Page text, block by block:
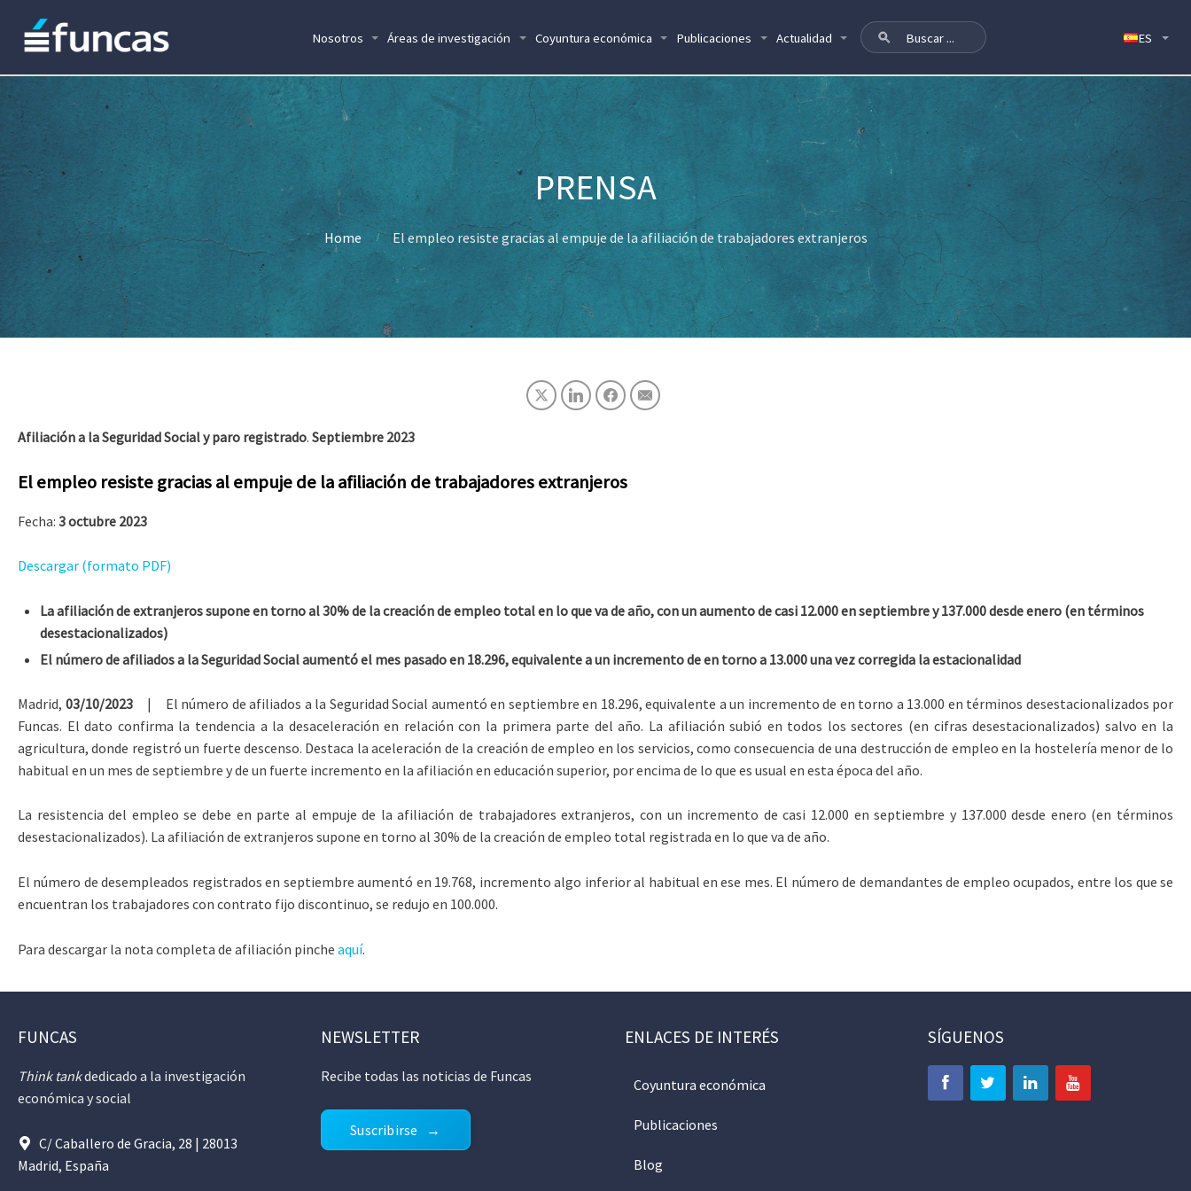
Nosotros Áreas de investigación Coyuntura económica Publicaciones Actualidad
Home El empleo resiste gracias al empuje de la afiliación de trabajadores extranjeros
Afiliación a la Seguridad Social y paro registrado. Septiembre 2023
El empleo resiste gracias al empuje de la afiliación de trabajadores extranjeros
Fecha: 3 octubre 2023
Descargar (formato PDF)
La afiliación de extranjeros supone en torno al 30% de la creación de empleo total en lo que va de año, con un aumento de casi 12.000 en septiembre y 137.000 desde enero (en términos
desestacionalizados)
El número de afiliados a la Seguridad Social aumentó el mes pasado en 18.296, equivalente a un incremento de en torno a 13.000 una vez corregida la estacionalidad
Madrid, 03/10/2023| El número de afiliados a la Seguridad Social aumentó en septiembre en 18.296, equivalente a un incremento de en torno a 13.000 en términos desestacionalizados por
Funcas. El dato confirma la tendencia a la desaceleración en relación con la primera parte del año. La afiliación subió en todos los sectores (en cifras desestacionalizados) salvo en la
agricultura, donde registró un fuerte descenso. Destaca la aceleración de la creación de empleo en los servicios, como consecuencia de una destrucción de empleo en la hostelería menor de lo
habitual en un mes de septiembre y de un fuerte incremento en la afiliación en educación superior, por encima de lo que es usual en esta época del año.
La resistencia del empleo se debe en parte al empuje de la afiliación de trabajadores extranjeros, con un incremento de casi 12.000 en septiembre y 137.000 desde enero (en términos
desestacionalizados). La afiliación de extranjeros supone en torno al 30% de la creación de empleo total registrada en lo que va de año.
El número de desempleados registrados en septiembre aumentó en 19.768, incremento algo inferior al habitual en ese mes. El número de demandantes de empleo ocupados, entre los que se
encuentran los trabajadores con contrato fijo discontinuo, se redujo en 100.000.
Para descargar la nota completa de afiliación pinche aquí.
FUNCAS
Think tankdedicado a la investigación
económica y social
C/ Caballero de Gracia, 28 | 28013
Madrid, España
NEWSLETTER
Recibe todas las noticias de Funcas
Suscribirse
ENLACES DE INTERÉS
Coyuntura económica
Publicaciones
Blog
SÍGUENOS